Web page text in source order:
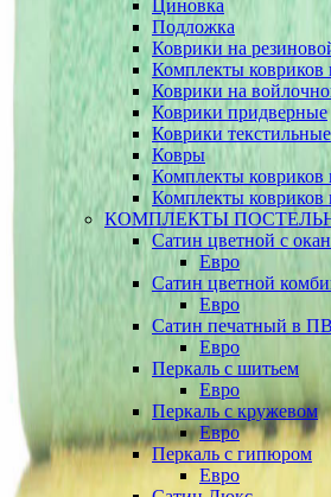
Циновка
Подложка
Коврики на
Комплекты ковриков
Коврики на
Коврики придверные
Коврики текстильные
Ковры
Комплекты ковриков
Комплекты ковриков
КОМПЛЕКТЫ
Сатин цветной с
Евро
Сатин цветной
Евро
Сатин печатный в
Евро
Перкаль с шитьем
Евро
Перкаль с кружевом
Евро
Перкаль с гипюром
Евро